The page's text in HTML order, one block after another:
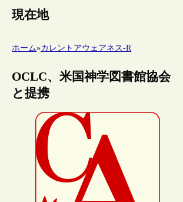
現在地
ホーム»カレントアウェアネス-R
OCLC、米国神学図書館協会
と提携